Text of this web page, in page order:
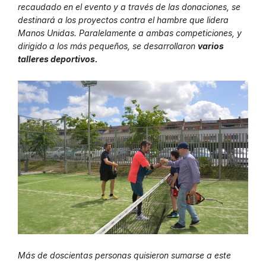
recaudado en el evento y a través de las donaciones, se
destinará a los proyectos contra el hambre que lidera
Manos Unidas. Paralelamente a ambas competiciones, y
dirigido a los más pequeños, se desarrollaron varios
talleres deportivos.
Más de doscientas personas quisieron sumarse a este